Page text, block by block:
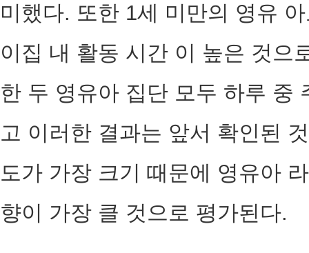
미했다. 또한 1세 미만의 영유
이집 내 활동 시간 이 높은 것으
한 두 영유아 집단 모두 하루 중
고 이러한 결과는 앞서 확인된
도가 가장 크기 때문에 영유아
향이 가장 클 것으로 평가된다.